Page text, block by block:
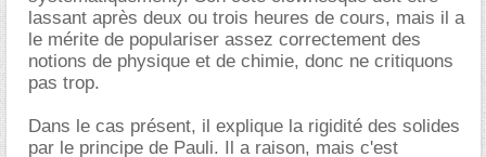
lassant après deux ou trois heures de cours, mais il a
le mérite de populariser assez correctement des
notions de physique et de chimie, donc ne critiquons
pas trop.
Dans le cas présent, il explique la rigidité des solides
par le principe de Pauli. Il a raison, mais c'est